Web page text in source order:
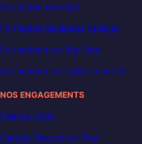
Formation DevOps
Formation Business Analyst
Formations en Big Data
Formations en Cybersécurité
NOS ENGAGEMENTS
France 2030
Carbon Reduction Plan